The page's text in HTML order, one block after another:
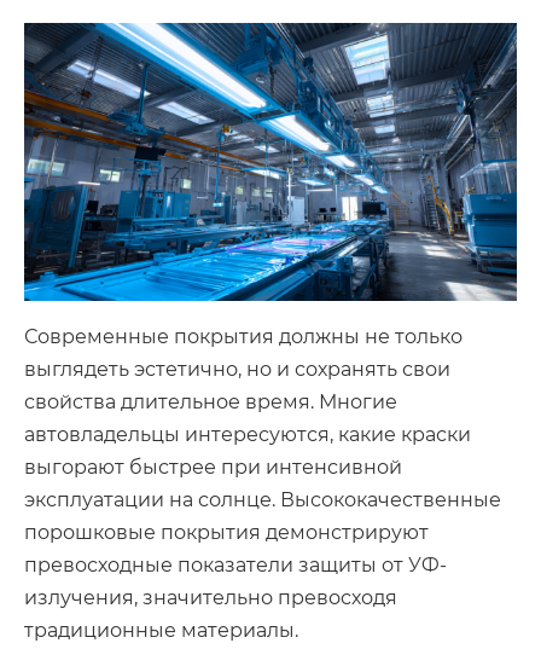
Современные покрытия должны не только
выглядеть эстетично, но и сохранять свои
свойства длительное время. Многие
автовладельцы интересуются, какие краски
выгорают быстрее при интенсивной
эксплуатации на солнце. Высококачественные
порошковые покрытия демонстрируют
превосходные показатели защиты от УФ-
излучения, значительно превосходя
традиционные материалы.